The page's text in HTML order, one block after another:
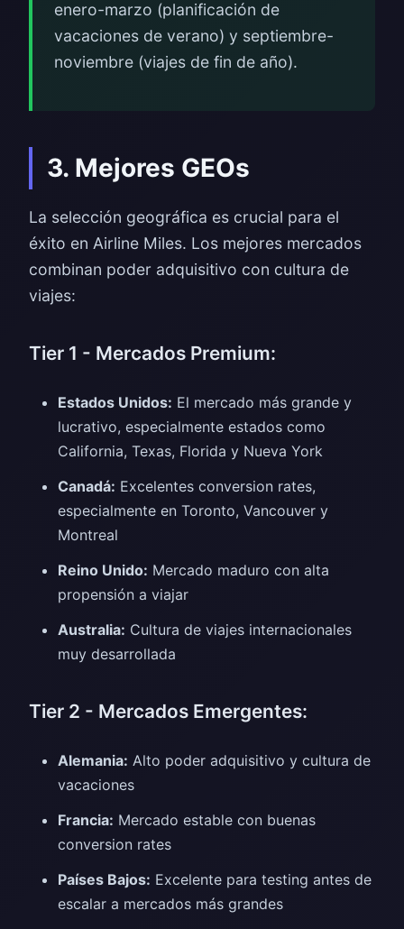
enero-marzo (planificación de
vacaciones de verano) y septiembre-
noviembre (viajes de fin de año).
3. Mejores GEOs
La selección geográfica es crucial para el
éxito en Airline Miles. Los mejores mercados
combinan poder adquisitivo con cultura de
viajes:
Tier 1 - Mercados Premium:
Estados Unidos: El mercado más grande y
lucrativo, especialmente estados como
California, Texas, Florida y Nueva York
Canadá: Excelentes conversion rates,
especialmente en Toronto, Vancouver y
Montreal
Reino Unido: Mercado maduro con alta
propensión a viajar
Australia: Cultura de viajes internacionales
muy desarrollada
Tier 2 - Mercados Emergentes:
Alemania: Alto poder adquisitivo y cultura de
vacaciones
Francia: Mercado estable con buenas
conversion rates
Países Bajos: Excelente para testing antes de
escalar a mercados más grandes